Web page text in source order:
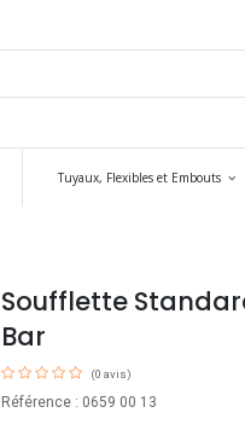
Tuyaux, Flexibles et Embouts
Soufflette
Bar
(0 avis)
Référence : 0659 00 13